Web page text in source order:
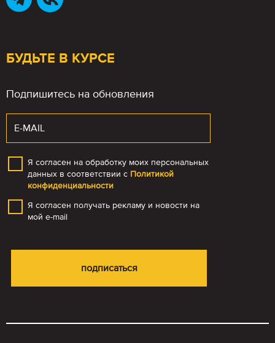
БУДЬТЕ В КУРСЕ
Подпишитесь на обновления
Я согласен на обработку моих персональных
данных в соответствии с Политикой
конфиденциальности
Я согласен получать рекламу и новости на
мой e-mail